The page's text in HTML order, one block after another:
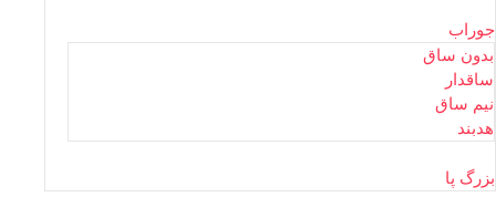
جوراب
بدون ساق
ساقدار
نیم ساق
هدبند
بزرگ پا